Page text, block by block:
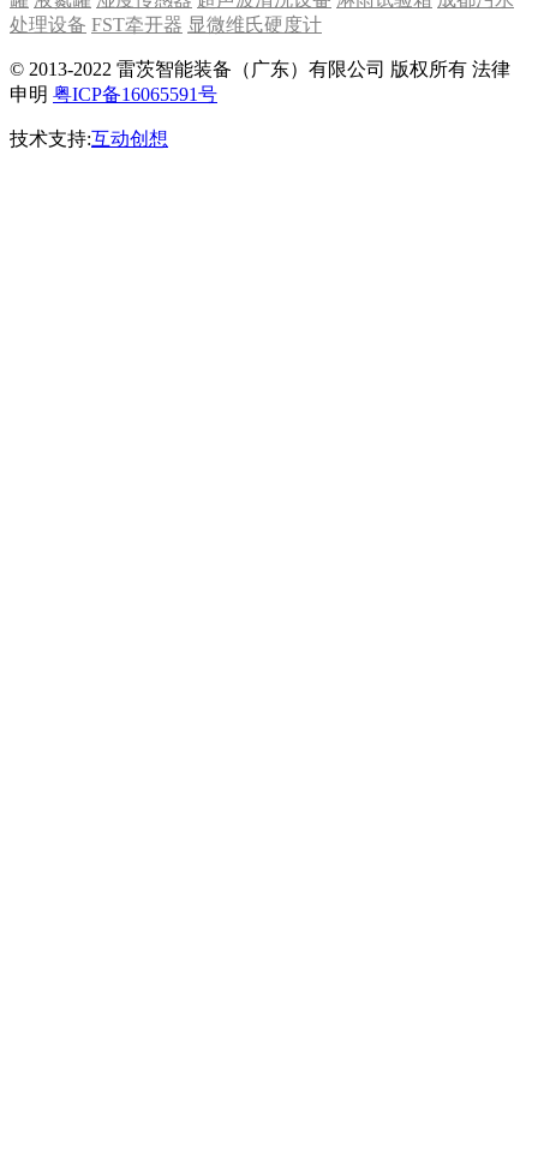
处理设备 FST牵开器 显微维氏硬度计
© 2013-2022 雷茨智能装备（广东）有限公司 版权所有 法律
申明 粤ICP备16065591号
技术支持:互动创想